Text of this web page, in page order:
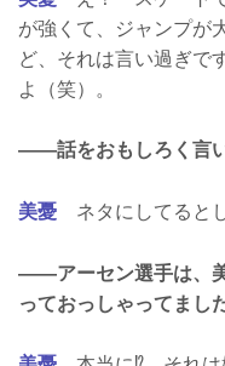
が強くて、ジャンプが
ど、それは言い過ぎ
よ（笑）。
――話をおもしろく言い
美憂 ネタにしてると
――アーセン選手は、
っておっしゃってまし